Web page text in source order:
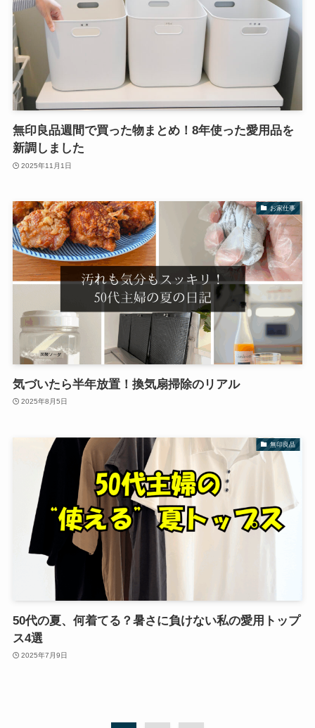
無印良品週間で買った物まとめ！8年使った愛用品を
新調しました
2025年11月1日
お家仕事
気づいたら半年放置！換気扇掃除のリアル
2025年8月5日
無印良品
50代の夏、何着てる？暑さに負けない私の愛用トップ
ス4選
2025年7月9日